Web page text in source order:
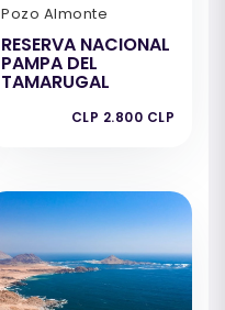
Pozo Almonte
RESERVA NACIONAL
PAMPA DEL
TAMARUGAL
CLP 2.800 CLP